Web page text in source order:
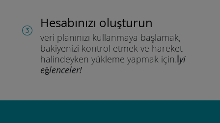
Hesabınızı oluşturun
veri planınızı kullanmaya başlamak,
bakiyenizi kontrol etmek ve hareket
halindeyken yükleme yapmak için.İyi
eğlenceler!